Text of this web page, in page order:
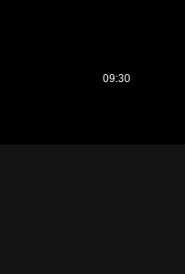
09:30